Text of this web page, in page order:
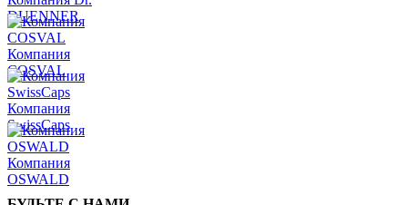
DUENNER
Компания
COSVAL
Компания
SwissCaps
Компания
OSWALD